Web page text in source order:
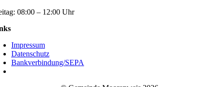
08:00 – 12:00 Uhr
Impressum
Datenschutz
Bankverbindung/SEPA